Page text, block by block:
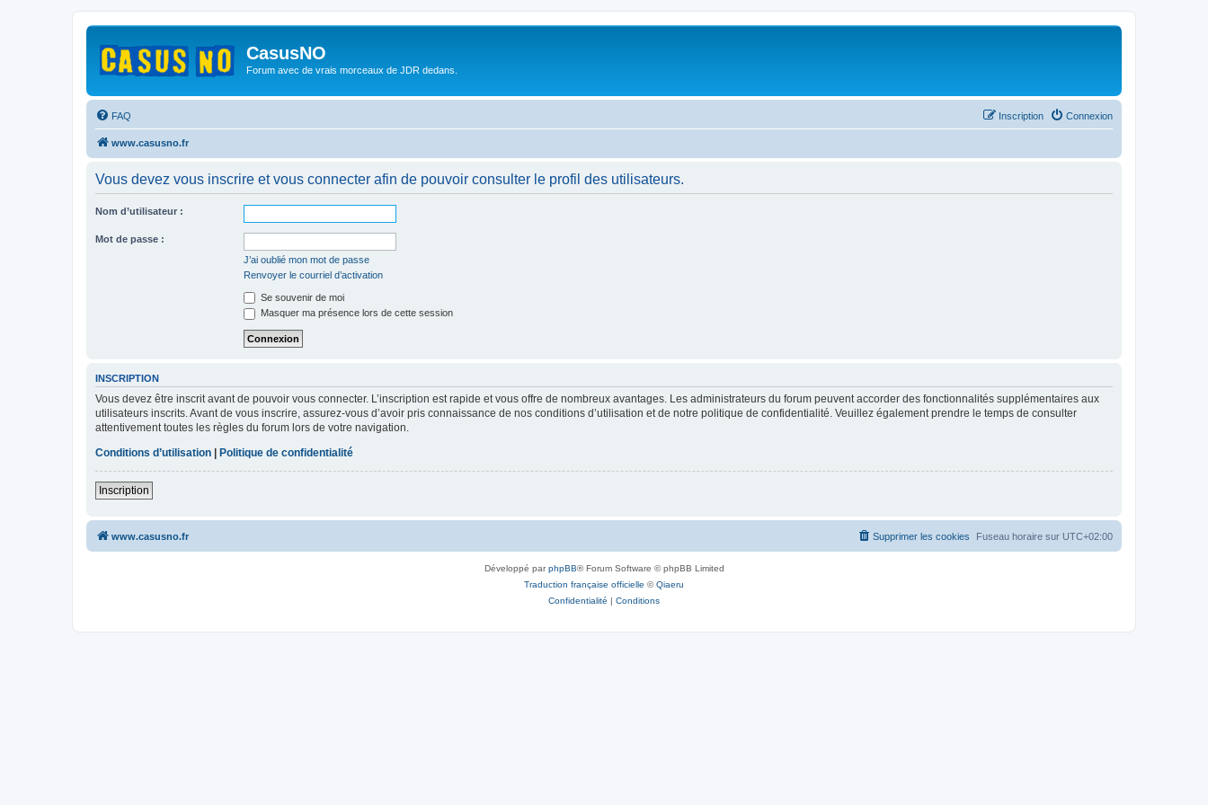
CasusNO
Forum avec de vrais morceaux de JDR dedans.
FAQ Connexion
Inscription
www.casusno.fr
Vous devez vous inscrire et vous connecter afin de pouvoir consulter le profil des utilisateurs.
Nom d’utilisateur :
Mot de passe :
J’ai oublié mon mot de passe
Renvoyer le courriel d’activation
Se souvenir de moi
Masquer ma présence lors de cette session
INSCRIPTION
Vous devez être inscrit avant de pouvoir vous connecter. L’inscription est rapide et vous offre de nombreux avantages. Les administrateurs du forum peuvent accorder des fonctionnalités supplémentaires aux
utilisateurs inscrits. Avant de vous inscrire, assurez-vous d’avoir pris connaissance de nos conditions d’utilisation et de notre politique de confidentialité. Veuillez également prendre le temps de consulter
attentivement toutes les règles du forum lors de votre navigation.
Conditions d’utilisation
Politique de confidentialité
Inscription
www.casusno.fr Fuseau horaire sur UTC+02:00
Supprimer les cookies
Développé parphpBB® Forum Software © phpBB Limited
Traduction française officielle ©Qiaeru
Confidentialité | Conditions